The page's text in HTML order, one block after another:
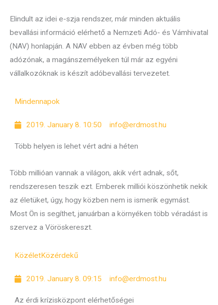
Elindult az idei e-szja rendszer, már minden aktuális
bevallási információ elérhető a Nemzeti Adó- és Vámhivatal
(NAV) honlapján. A NAV ebben az évben még több
adózónak, a magánszemélyeken túl már az egyéni
vállalkozóknak is készít adóbevallási tervezetet.
Mindennapok
2019. January 8. 10:50 info@erdmost.hu
Több helyen is lehet vért adni a héten
Több millióan vannak a világon, akik vért adnak, sőt,
rendszeresen teszik ezt. Emberek milliói köszönhetik nekik
az életüket, úgy, hogy közben nem is ismerik egymást.
Most Ön is segíthet, januárban a környéken több véradást is
szervez a Vöröskereszt.
KözéletKözérdekű
2019. January 8. 09:15 info@erdmost.hu
Az érdi krízisközpont elérhetőségei